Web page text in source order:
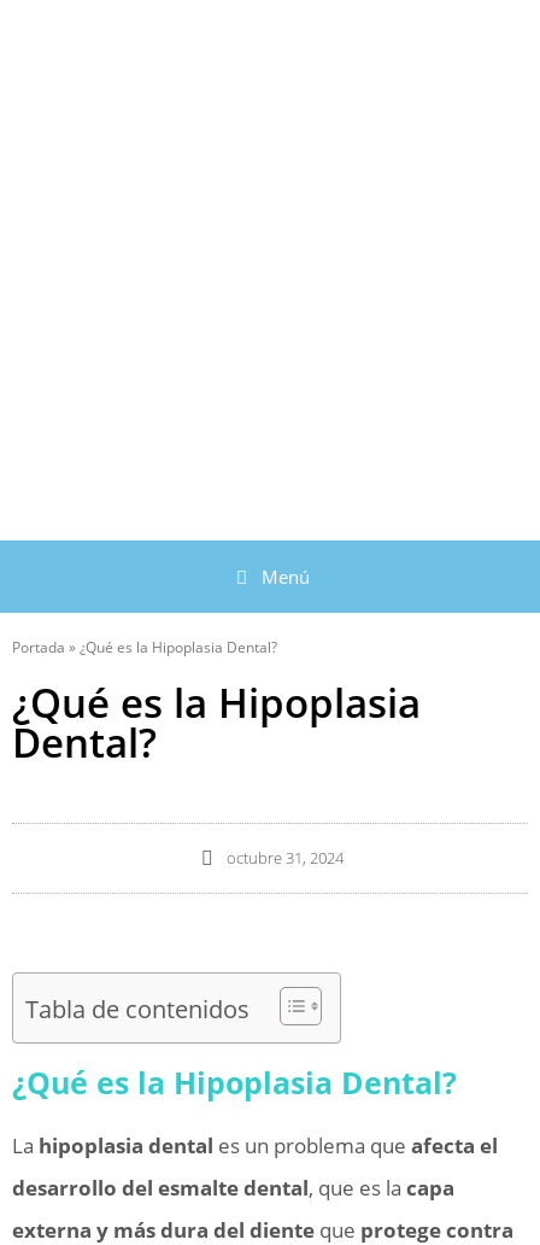
Menú
Portada »¿Qué es la Hipoplasia Dental?
¿Qué es la Hipoplasia
Dental?
octubre 31, 2024
Tabla de contenidos
¿Qué es la Hipoplasia Dental?
La hipoplasia dental es un problema que afecta el
desarrollo del esmalte dental, que es la capa
externa y más dura del diente que protege contra